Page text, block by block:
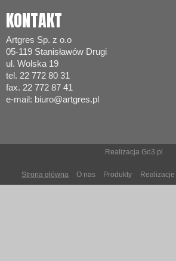
KONTAKT
Artgres Sp. z o.o
05-119 Stanisławów Drugi
ul. Wolska 19
tel. 22 772 80 31
fax. 22 772 87 41
e-mail: biuro@artgres.pl
Realizacja Go3.pl
Strona główna O nas Produkty Realizacje